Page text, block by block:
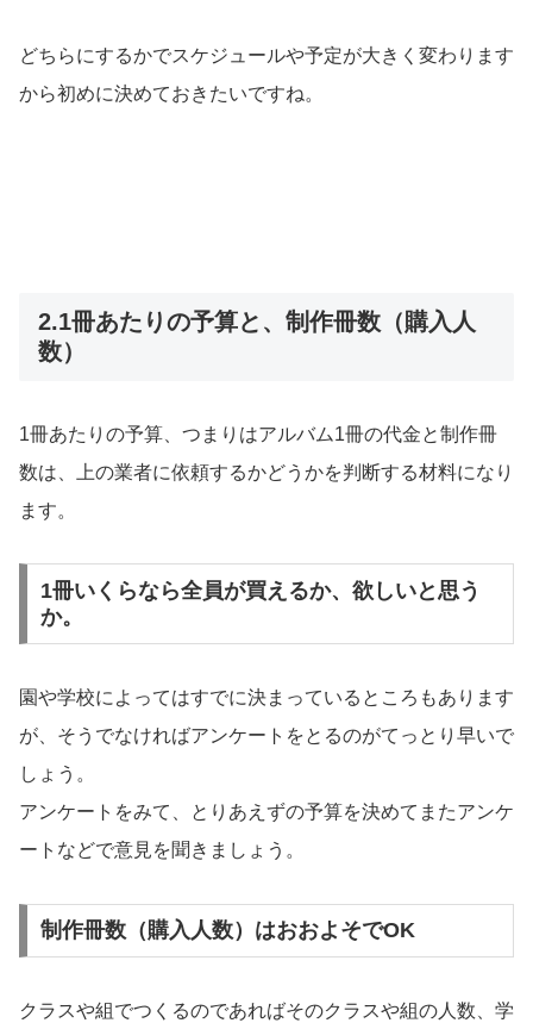
どちらにするかでスケジュールや予定が大きく変わります
から初めに決めておきたいですね。
2.1冊あたりの予算と、制作冊数（購入人
数）
1冊あたりの予算、つまりはアルバム1冊の代金と制作冊
数は、上の業者に依頼するかどうかを判断する材料になり
ます。
1冊いくらなら全員が買えるか、欲しいと思う
か。
園や学校によってはすでに決まっているところもあります
が、そうでなければアンケートをとるのがてっとり早いで
しょう。
アンケートをみて、とりあえずの予算を決めてまたアンケ
ートなどで意見を聞きましょう。
制作冊数（購入人数）はおおよそでOK
クラスや組でつくるのであればそのクラスや組の人数、学